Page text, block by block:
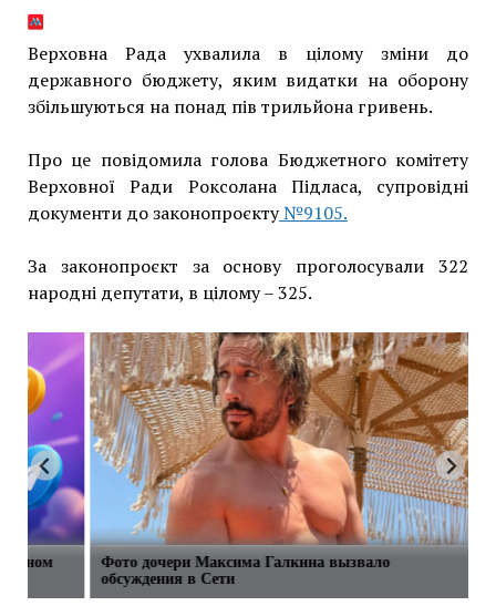
Верховна Рада ухвалила в цілому зміни до
державного бюджету, яким видатки на оборону
збільшуються на понад пів трильйона гривень.
Про це повідомила голова Бюджетного комітету
Верховної Ради Роксолана Підласа, супровідні
документи до законопроєкту№9105.
За законопроєкт за основу проголосували 322
народні депутати, в цілому – 325.
одном
Фото дочери Максима Галкина вызвало
обсуждения в Сети